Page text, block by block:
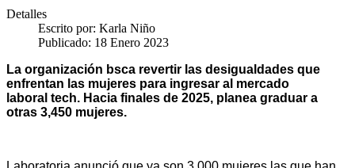
Detalles
Escrito por: Karla Niño
Publicado: 18 Enero 2023
La organización bsca revertir las desigualdades que
enfrentan las mujeres para ingresar al mercado
laboral tech. Hacia finales de 2025, planea graduar a
otras 3,450 mujeres.